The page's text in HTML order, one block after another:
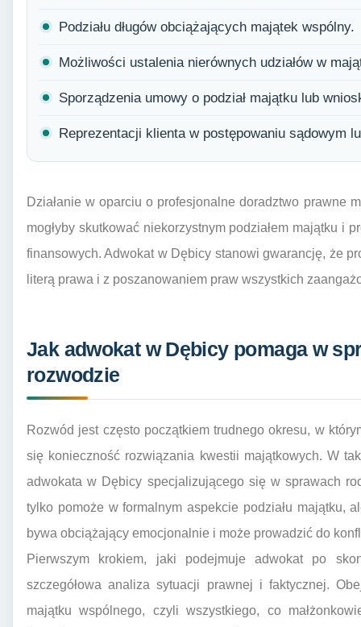
Podziału długów obciążających majątek wspólny.
Możliwości ustalenia nierównych udziałów w
Sporządzenia umowy o podział majątku lub
Reprezentacji klienta w postępowaniu sądowym
Działanie w oparciu o profesjonalne doradztwo prawne
mogłyby skutkować niekorzystnym podziałem majątku i
finansowych. Adwokat w Dębicy stanowi gwarancję, że
literą prawa i z poszanowaniem praw wszystkich
Jak adwokat w Dębicy pomaga w
rozwodzie
Rozwód jest często początkiem trudnego okresu, w
się konieczność rozwiązania kwestii majątkowych. W
adwokata w Dębicy specjalizującego się w sprawach
tylko pomoże w formalnym aspekcie podziału majątku,
bywa obciążający emocjonalnie i może prowadzić do
Pierwszym krokiem, jaki podejmuje adwokat po
szczegółowa analiza sytuacji prawnej i faktycznej.
majątku wspólnego, czyli wszystkiego, co